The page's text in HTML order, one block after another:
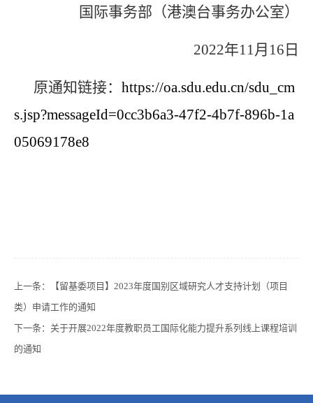
国际事务部（港澳台事务办公室）
2022年11月16日
原通知链接： https://oa.sdu.edu.cn/sdu_cm
s.jsp?messageId=0cc3b6a3-47f2-4b7f-896b-1a
05069178e8
上一条：
【留基委项目】2023年度国别区域研究人才支持计划（项目
类）申请工作的通知
下一条： 关于开展2022年度教职员工国际化能力提升系列线上课程培训
的通知